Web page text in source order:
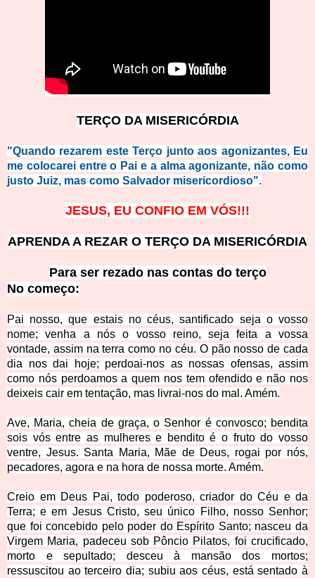
TERÇO DA MISERICÓRDIA
"Quando rezarem este Terço junto aos agonizantes, Eu
me colocarei entre o Pai e a alma agonizante, não como
justo Juiz, mas como Salvador misericordioso".
JESUS, EU CONFIO EM VÓS!!!
APRENDA A REZAR O TERÇO DA MISERICÓRDIA
Para ser rezado nas contas do terço
No começo:
Pai nosso, que estais no céus, santificado seja o vosso
nome; venha a nós o vosso reino, seja feita a vossa
vontade, assim na terra como no céu. O pão nosso de cada
dia nos dai hoje; perdoai-nos as nossas ofensas, assim
como nós perdoamos a quem nos tem ofendido e não nos
deixeis cair em tentação, mas livrai-nos do mal. Amém.
Ave, Maria, cheia de graça, o Senhor é convosco; bendita
sois vós entre as mulheres e bendito é o fruto do vosso
ventre, Jesus. Santa Maria, Mãe de Deus, rogai por nós,
pecadores, agora e na hora de nossa morte. Amém.
Creio em Deus Pai, todo poderoso, criador do Céu e da
Terra; e em Jesus Cristo, seu único Filho, nosso Senhor;
que foi concebido pelo poder do Espírito Santo; nasceu da
Virgem Maria, padeceu sob Pôncio Pilatos, foi crucificado,
morto e sepultado; desceu à mansão dos mortos;
ressuscitou ao terceiro dia; subiu aos céus, está sentado à